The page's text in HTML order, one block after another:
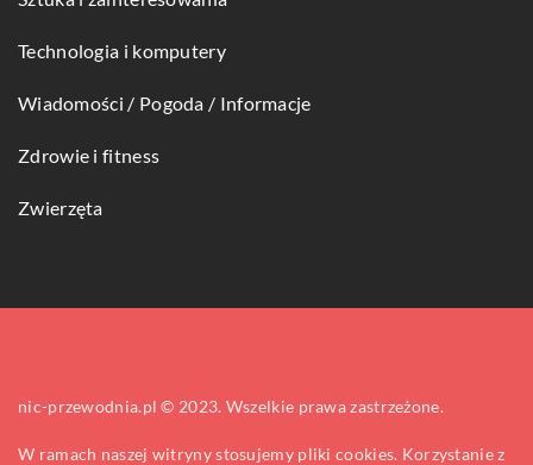
Technologia i komputery
Wiadomości / Pogoda / Informacje
Zdrowie i fitness
Zwierzęta
nic-przewodnia.pl © 2023. Wszelkie prawa zastrzeżone.
W ramach naszej witryny stosujemy pliki cookies. Korzystanie z